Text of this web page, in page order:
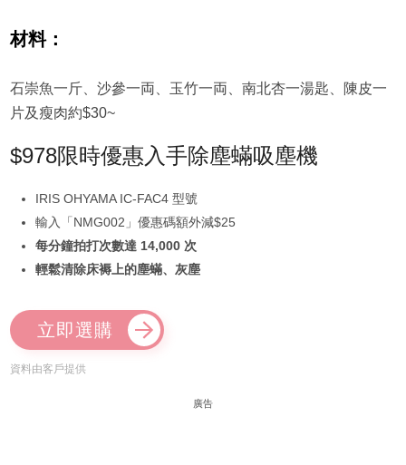
材料：
石崇魚一斤、沙參一両、玉竹一両、南北杏一湯匙、陳皮一
片及瘦肉約$30~
$978限時優惠入手除塵蟎吸塵機
IRIS OHYAMA IC-FAC4 型號
輸入「NMG002」優惠碼額外減$25
每分鐘拍打次數達 14,000 次
輕鬆清除床褥上的塵蟎、灰塵
立即選購
資料由客戶提供
廣告